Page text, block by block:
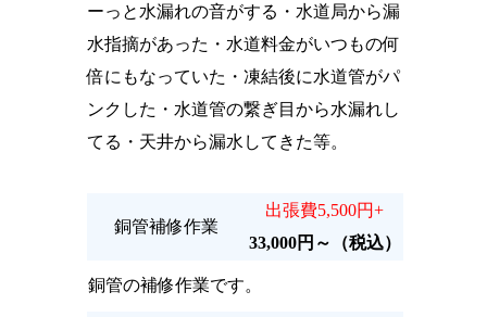
ーっと水漏れの音がする・水道局から漏
水指摘があった・水道料金がいつもの何
倍にもなっていた・凍結後に水道管がパ
ンクした・水道管の繋ぎ目から水漏れし
てる・天井から漏水してきた等。
銅管補修作業
出張費5,500円+
33,000円～（税込）
銅管の補修作業です。